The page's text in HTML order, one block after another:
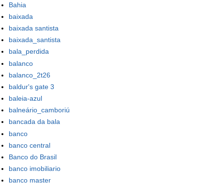
Bahia
baixada
baixada santista
baixada_santista
bala_perdida
balanco
balanco_2t26
baldur's gate 3
baleia-azul
balneário_camboriú
bancada da bala
banco
banco central
Banco do Brasil
banco imobiliario
banco master